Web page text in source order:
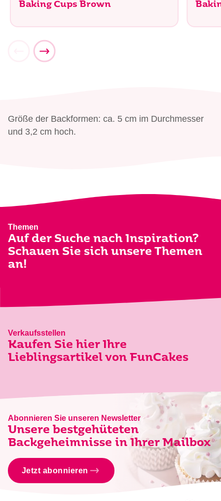
Baking Cups Brown
Größe der Backformen: ca. 5 cm im Durchmesser
und 3,2 cm hoch.
Themen
Auf der Suche nach Inspiration?
Schauen Sie sich unsere Themen
an!
Verkaufsstellen
Kaufen Sie hier Ihre
Lieblingsartikel von FunCakes
Abonnieren Sie unseren Newsletter
Unsere bestgehüteten
Backgeheimnisse in Ihrer Mailbox
Jetzt abonnieren